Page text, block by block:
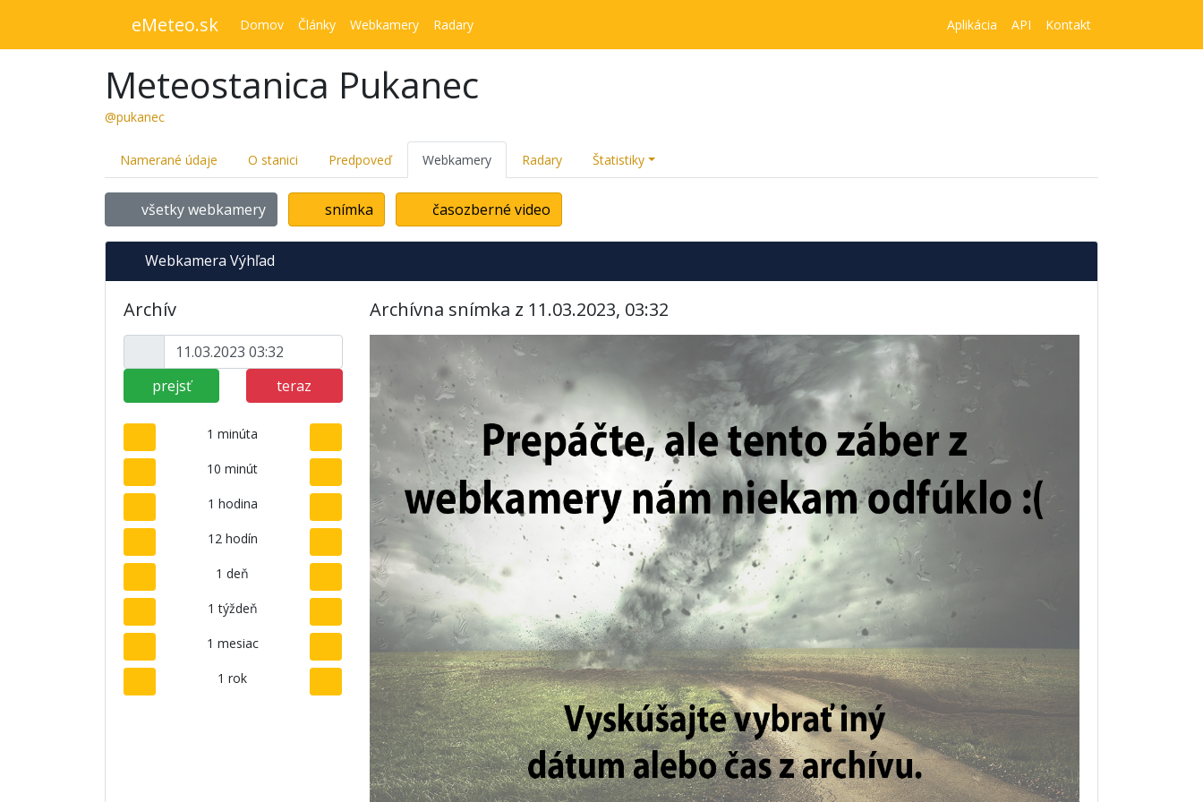
eMeteo.sk Domov Články Webkamery Radary Aplikácia API Kontakt
Meteostanica Pukanec
@pukanec
Namerané údaje O stanici Predpoveď Webkamery Radary Štatistiky
všetky webkamery snímka časozberné video
Webkamera Výhľad
Archív
prejsť teraz
1 minúta
10 minút
1 hodina
12 hodín
1 deň
1 týždeň
1 mesiac
1 rok
Archívna snímka z 11.03.2023, 03:32